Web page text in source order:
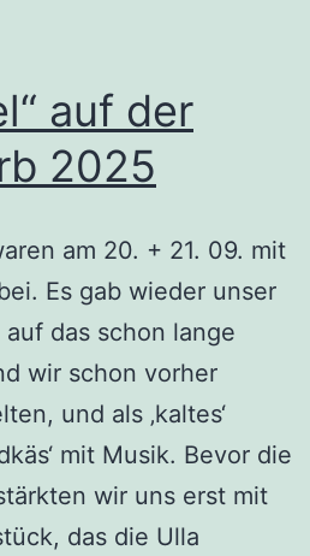
auf der
2025
am 20. + 21. 09. mit
Es gab wieder unser
das schon lange
wir schon vorher
und als ‚kaltes‘
mit Musik. Bevor die
wir uns erst mit
das die Ulla